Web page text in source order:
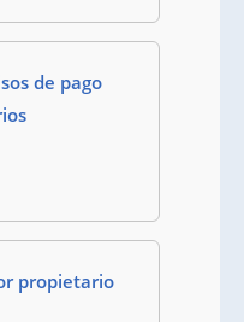
de pago
propietario